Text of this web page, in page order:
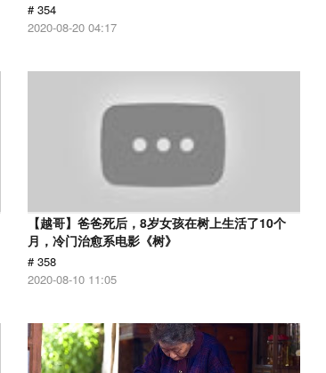
# 354
2020-08-20 04:17
【越哥】爸爸死后，8岁女孩在树上生活了10个
月，冷门治愈系电影《树》
# 358
2020-08-10 11:05